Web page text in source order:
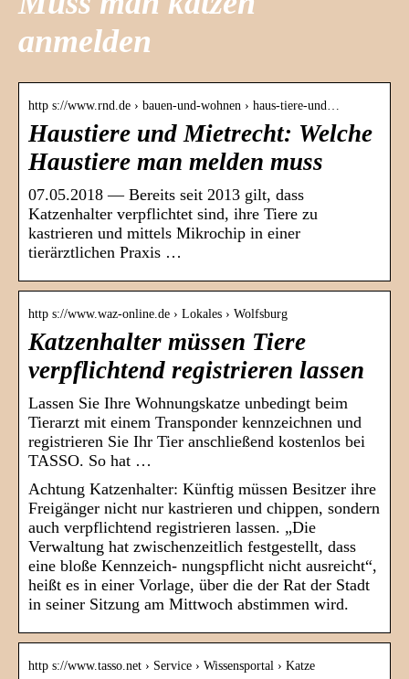
anmelden
http s://www.rnd.de › bauen-und-wohnen › haus-tiere-und…
Haustiere und Mietrecht: Welche
Haustiere man melden muss
07.05.2018 — Bereits seit 2013 gilt, dass
Katzenhalter verpflichtet sind, ihre Tiere zu
kastrieren und mittels Mikrochip in einer
tierärztlichen Praxis …
http s://www.waz-online.de › Lokales › Wolfsburg
Katzenhalter müssen Tiere
verpflichtend registrieren lassen
Lassen Sie Ihre Wohnungskatze unbedingt beim
Tierarzt mit einem Transponder kennzeichnen und
registrieren Sie Ihr Tier anschließend kostenlos bei
TASSO. So hat …
Achtung Katzenhalter: Künftig müssen Besitzer ihre
Freigänger nicht nur kastrieren und chippen, sondern
auch verpflichtend registrieren lassen. „Die
Verwaltung hat zwischenzeitlich festgestellt, dass
eine bloße Kennzeich- nungspflicht nicht ausreicht“,
heißt es in einer Vorlage, über die der Rat der Stadt
in seiner Sitzung am Mittwoch abstimmen wird.
http s://www.tasso.net › Service › Wissensportal › Katze